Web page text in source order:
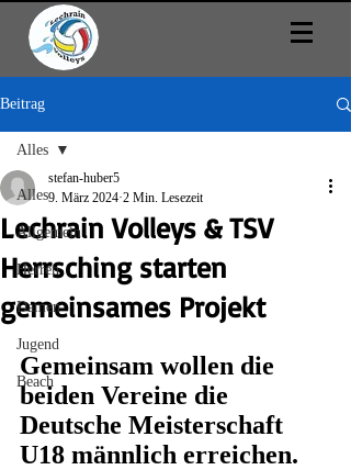
Beitrag
Alles
Allgemein
Herren
Damen
Jugend
Beach
Alles
Lechrain Volleys & TSV
Herrsching starten
gemeinsames Projekt
stefan-huber5
9. März 2024 2 Min. Lesezeit
Gemeinsam wollen die
beiden Vereine die
Deutsche Meisterschaft
U18 männlich erreichen.